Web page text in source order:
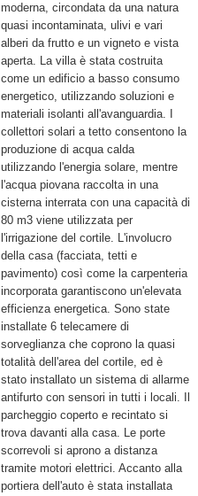
moderna, circondata da una natura
quasi incontaminata, ulivi e vari
alberi da frutto e un vigneto e vista
aperta. La villa è stata costruita
come un edificio a basso consumo
energetico, utilizzando soluzioni e
materiali isolanti all'avanguardia. I
collettori solari a tetto consentono la
produzione di acqua calda
utilizzando l'energia solare, mentre
l'acqua piovana raccolta in una
cisterna interrata con una capacità di
80 m3 viene utilizzata per
l'irrigazione del cortile. L'involucro
della casa (facciata, tetti e
pavimento) così come la carpenteria
incorporata garantiscono un'elevata
efficienza energetica. Sono state
installate 6 telecamere di
sorveglianza che coprono la quasi
totalità dell'area del cortile, ed è
stato installato un sistema di allarme
antifurto con sensori in tutti i locali. Il
parcheggio coperto e recintato si
trova davanti alla casa. Le porte
scorrevoli si aprono a distanza
tramite motori elettrici. Accanto alla
portiera dell'auto è stata installata